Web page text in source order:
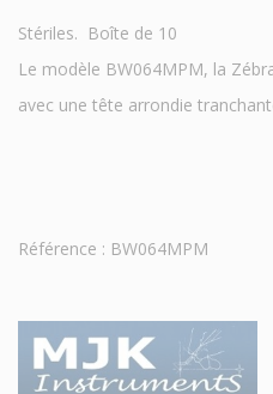
Stériles. Boîte de 10
Le modèle BW064MPM, la
avec une tête arrondie
Référence : BW064MPM